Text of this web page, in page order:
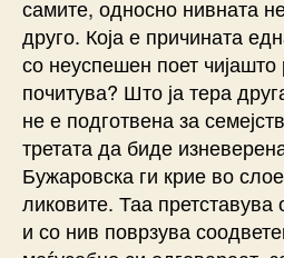
самите, односно нивната
друго. Која е причината
со неуспешен поет чијашто
почитува? Што ја тера
не е подготвена за
третата да биде
Бужаровска ги крие во
ликовите. Таа
и со нив поврзува